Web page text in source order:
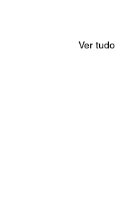
Ver tudo